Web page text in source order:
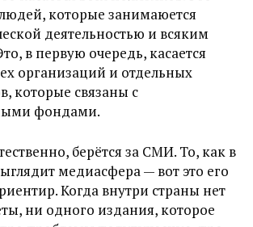
людей, которые занимаюется
деятельностью и всяким
в первую очередь, касается
организаций и отдельных
которые связаны с
фондами.
берётся за СМИ. То, как в
медиасфера — вот это его
Когда внутри страны нет
ни одного издания, которое